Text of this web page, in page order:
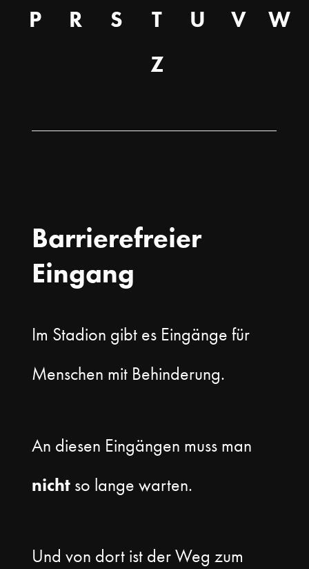
P
R S T U V
W
Z
Barrierefreier
Eingang
Im Stadion gibt es Eingänge für
Menschen mit Behinderung.
An diesen Eingängen muss man
nicht so lange warten.
Und von dort ist der Weg zum